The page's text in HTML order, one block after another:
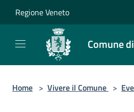
Regione Veneto
Comune
Home > Vivere il Comune >